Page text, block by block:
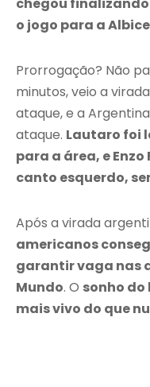
chegou
o jogo para a
Prorrogação? Não
minutos, veio a
ataque, e a
ataque. Lautaro foi
para a área, e
canto esquerdo,
Após a virada
americanos
garantir vaga nas
Mundo. O sonho
mais vivo do que